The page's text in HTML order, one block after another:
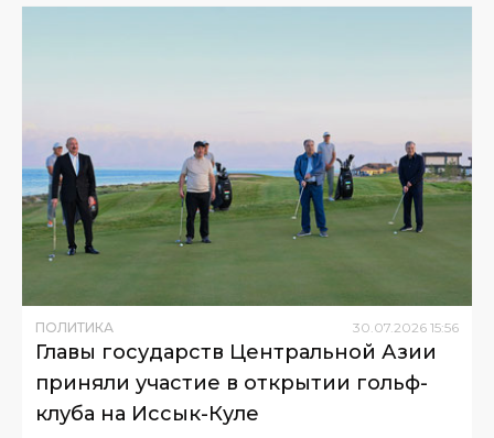
ПОЛИТИКА 30.07.2026 15:56
Главы государств Центральной Азии
приняли участие в открытии гольф-
клуба на Иссык-Куле